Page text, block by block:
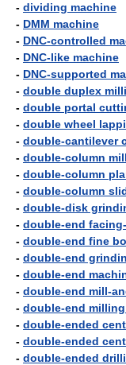
- dividing machine
- DMM machine
- DNC-controlled
- DNC-like machine
- DNC-supported
- double duplex
- double portal
- double wheel
- double-cantilever
- double-column
- double-column
- double-column
- double-disk
- double-end
- double-end fine
- double-end
- double-end
- double-end mill-
- double-end
- double-ended
- double-ended
- double-ended